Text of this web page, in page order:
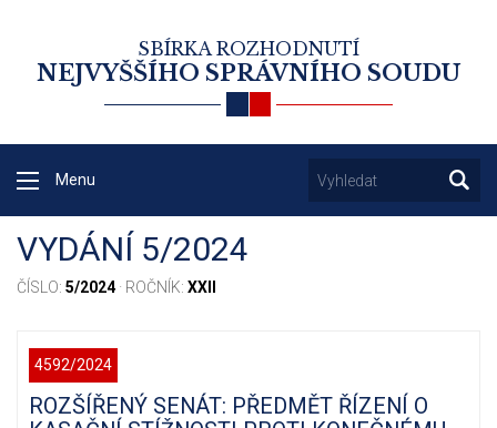
SBÍRKA ROZHODNUTÍ
NEJVYŠŠÍHO SPRÁVNÍHO SOUDU
Menu
VYDÁNÍ 5/2024
ČÍSLO: 5/2024· ROČNÍK: XXII
4592/2024
ROZŠÍŘENÝ SENÁT: PŘEDMĚT ŘÍZENÍ O